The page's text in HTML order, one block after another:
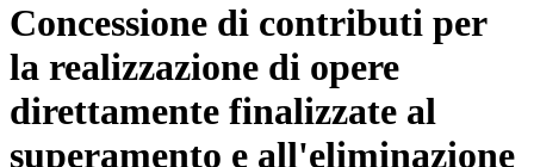
Concessione di contributi per
la realizzazione di opere
direttamente finalizzate al
superamento e all'eliminazione